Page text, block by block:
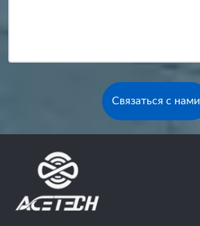
Связаться с нами